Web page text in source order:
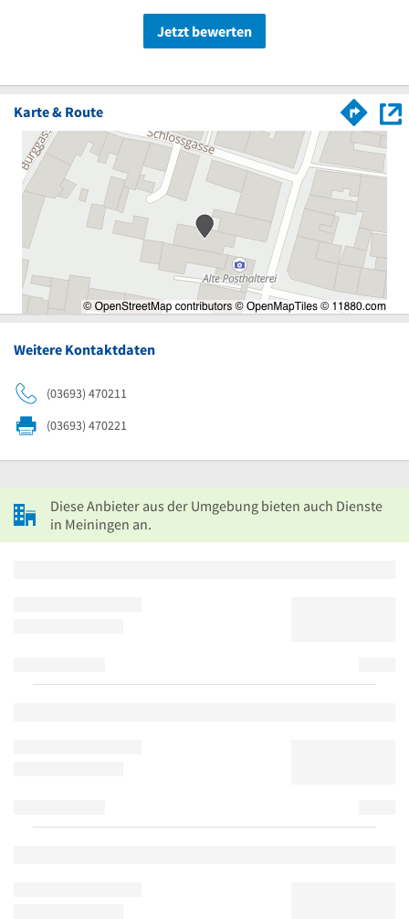
Jetzt bewerten
Karte & Route
Weitere Kontaktdaten
(03693) 470211
(03693) 470221
Diese Anbieter aus der Umgebung bieten auch Dienste
in Meiningen an.